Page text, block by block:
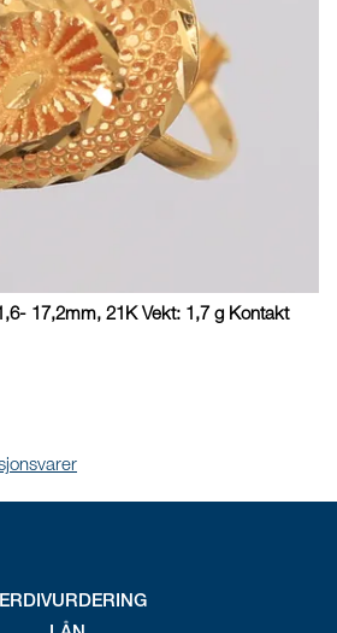
17,2mm, 21K Vekt: 1,7 g Kontakt